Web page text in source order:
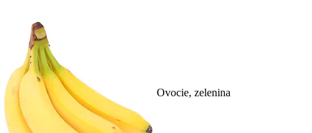
Ovocie, zelenina